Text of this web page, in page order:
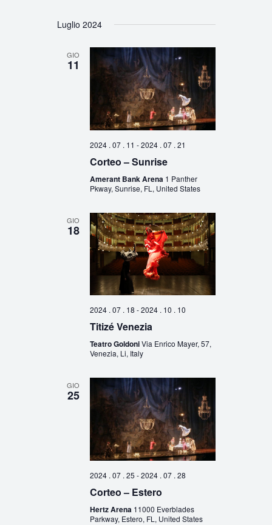
Luglio 2024
GIO
11
2024 . 07 . 11 -2024 . 07 . 21
Corteo – Sunrise
Amerant Bank Arena 1 Panther
Pkway, Sunrise, FL, United States
GIO
18
2024 . 07 . 18 -2024 . 10 . 10
Titizé Venezia
Teatro GoldoniVia Enrico Mayer, 57,
Venezia, Li, Italy
GIO
25
2024 . 07 . 25 -2024 . 07 . 28
Corteo – Estero
Hertz Arena 11000 Everblades
Parkway, Estero, FL, United States